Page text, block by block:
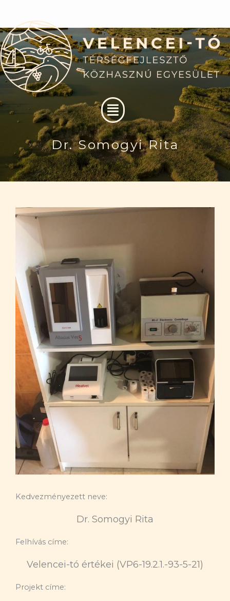
content
Menu
Dr. Somogyi Rita
Kedvezményezett neve:
Dr. Somogyi Rita
Felhívás címe:
Velencei-tó értékei (VP6-19.2.1.-93-5-21)
Projekt címe: